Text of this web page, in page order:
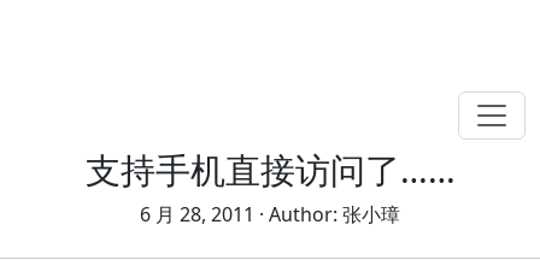
支持手机直接访问了……
6 月 28, 2011 · Author: 张小璋